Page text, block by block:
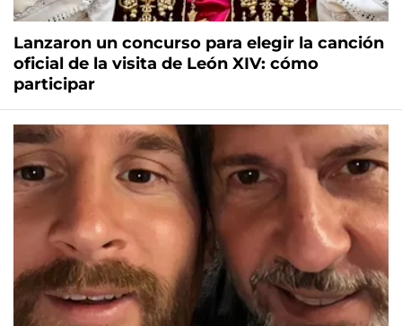
Lanzaron un concurso para elegir la canción
oficial de la visita de León XIV: cómo
participar